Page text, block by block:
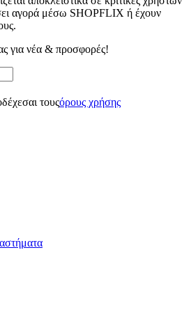
μας στους συνεργάτες μέσων
και ανάλυσης.
αγορά μέσω SHOPFLIX ή έχουν
για νέα & προσφορές!
τουςόρους χρήσης